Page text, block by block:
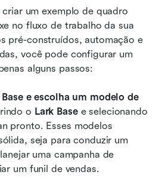
um exemplo de quadro
no fluxo de trabalho da sua
pré-construídos, automação e
você pode configurar um
alguns passos:
e escolha um modelo de
o Lark Base e selecionando
pronto. Esses modelos
seja para conduzir um
uma campanha de
um funil de vendas.